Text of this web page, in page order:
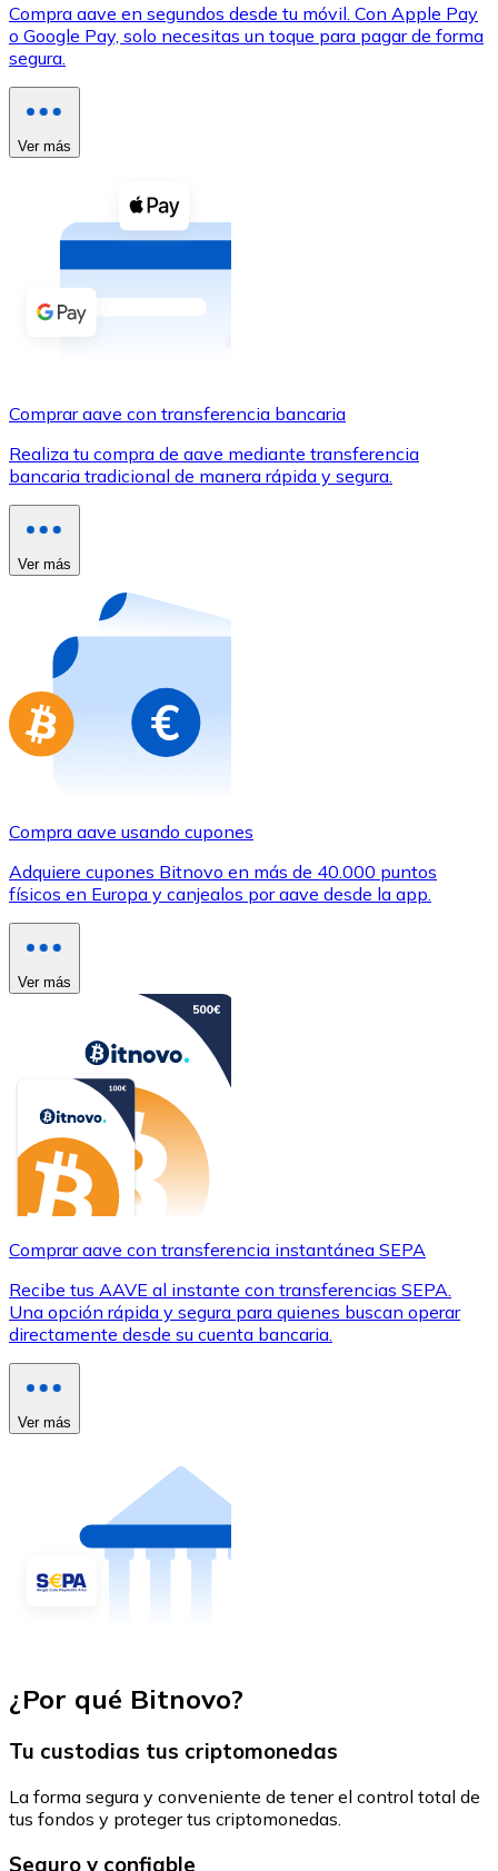
XRP
XRP
Ver todo
Compra criptomonedas con efectivo en tu tienda más
Comprar con efectivo
Transferencia SEPA
Utiliza tarjetas Visa y Mastercard para comprar
Comprar con tarjeta
Compra tarjetas regalo de tus marcas favoritas con
Ir a la tienda de tarjetas regalo
Compra aave en segundos desde tu móvil. Con Apple Pay
o Google Pay, solo necesitas un toque para pagar de forma
segura.
Ver más
Comprar aave con transferencia bancaria
Realiza tu compra de aave mediante transferencia
bancaria tradicional de manera rápida y segura.
Ver más
Compra aave usando cupones
Adquiere cupones Bitnovo en más de 40.000 puntos
físicos en Europa y canjealos por aave desde la app.
Ver más
Comprar aave con transferencia instantánea SEPA
Recibe tus AAVE al instante con transferencias SEPA.
Una opción rápida y segura para quienes buscan operar
directamente desde su cuenta bancaria.
Ver más
¿Por qué Bitnovo?
Tu custodias tus criptomonedas
La forma segura y conveniente de tener el control total de
tus fondos y proteger tus criptomonedas.
Seguro y confiable